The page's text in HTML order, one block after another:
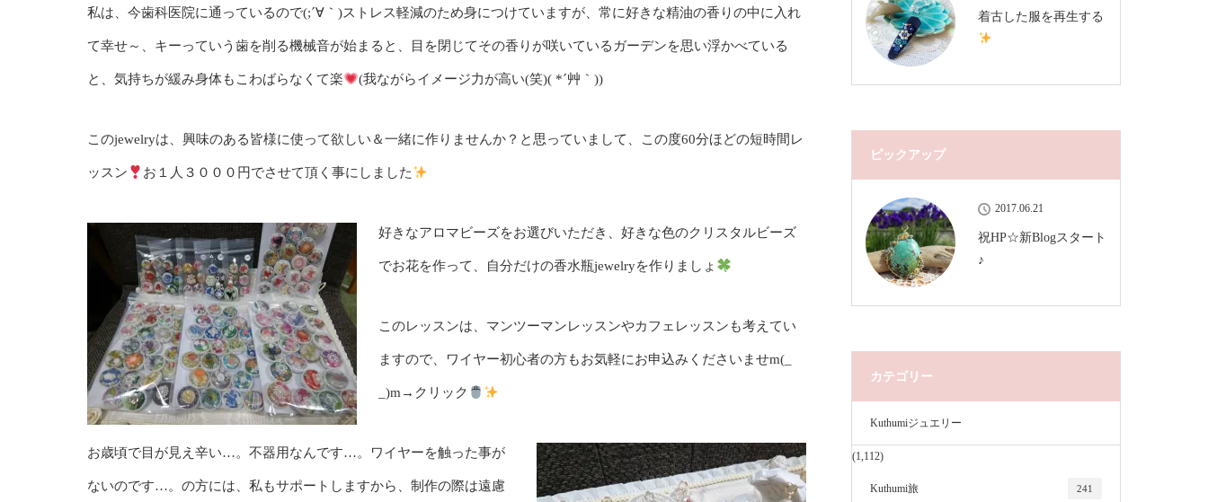
私は、今歯科医院に通っているので(;´∀｀)ストレス軽減のため身につけていますが、常に好きな精油の香りの中に入れ
て幸せ～、キーっていう歯を削る機械音が始まると、目を閉じてその香りが咲いているガーデンを思い浮かべている
と、気持ちが緩み身体もこわばらなくて楽 (我ながらイメージ力が高い(笑)( *´艸｀))
このjewelryは、興味のある皆様に使って欲しい＆一緒に作りませんか？と思っていまして、この度60分ほどの短時間レ
ッスン お１人３０００円でさせて頂く事にしました
好きなアロマビーズをお選びいただき、好きな色のクリスタルビーズ
でお花を作って、自分だけの香水瓶jewelryを作りましょ
このレッスンは、マンツーマンレッスンやカフェレッスンも考えてい
ますので、ワイヤー初心者の方もお気軽にお申込みくださいませm(_
_)m→ クリック
お歳頃で目が見え辛い…。不器用なんです…。ワイヤーを触った事が
ないのです…。の方には、私もサポートしますから、制作の際は遠慮
着古した服を再生する
ピックアップ
2017.06.21
祝HP☆新Blogスタート
♪
カテゴリー
Kuthumiジュエリー
(1,112)
Kuthumi旅 241